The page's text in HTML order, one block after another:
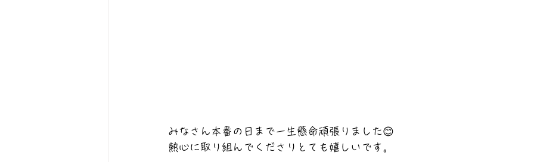
みなさん本番の日まで一生懸命頑張りました😊
熱心に取り組んでくださりとても嬉しいです。